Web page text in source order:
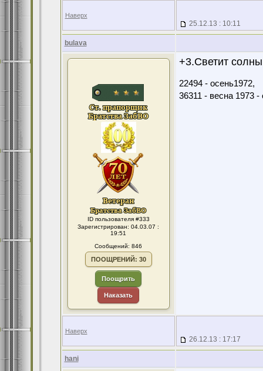
Наверх
25.12.13 : 10:11
bulava
ID пользователя #333
Зарегистрирован: 04.03.07 :
19:51
Сообщений: 846
ПООЩРЕНИЙ: 30
Поощрить
Наказать
+3.Светит
22494 - осень1972,
36311 - весна 1973 -
Наверх
26.12.13 : 17:17
hani